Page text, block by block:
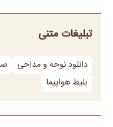
تبلیغات متنی
دانلود نوحه و مداحی
بلیط هواپیما